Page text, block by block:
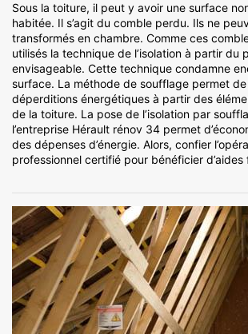
Sous la toiture, il peut y avoir une surface
habitée. Il s’agit du comble perdu. Ils ne
transformés en chambre. Comme ces
utilisés la technique de l’isolation à partir du
envisageable. Cette technique condamne
surface. La méthode de soufflage permet
déperditions énergétiques à partir des
de la toiture. La pose de l’isolation par
l’entreprise Hérault rénov 34 permet
des dépenses d’énergie. Alors, confier
professionnel certifié pour bénéficier d’aides